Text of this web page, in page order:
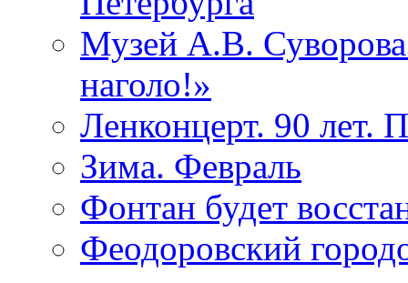
Музей А.В.
наголо!»
Ленконцерт. 90 лет.
Зима. Февраль
Фонтан будет
Феодоровский